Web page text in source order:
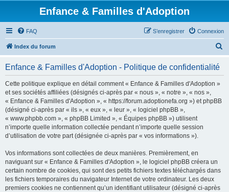
Enfance & Familles d'Adoption
FAQ Connexion
S’enregistrer
Index du forum
Enfance & Familles d'Adoption - Politique de confidentialité
Cette politique explique en détail comment « Enfance & Familles d'Adoption »
et ses sociétés affiliées (désignés ci-après par « nous », « notre », « nos »,
« Enfance & Familles d'Adoption », « https://forum.adoptionefa.org ») et phpBB
(désigné ci-après par « ils », « eux », « leur », « logiciel phpBB »,
« www.phpbb.com », « phpBB Limited », « Équipes phpBB ») utilisent
n’importe quelle information collectée pendant n’importe quelle session
d’utilisation de votre part (désignée ci-après par « vos informations »).
Vos informations sont collectées de deux manières. Premièrement, en
naviguant sur « Enfance & Familles d'Adoption », le logiciel phpBB créera un
certain nombre de cookies, qui sont des petits fichiers textes téléchargés dans
les fichiers temporaires du navigateur Internet de votre ordinateur. Les deux
premiers cookies ne contiennent qu’un identifiant utilisateur (désigné ci-après